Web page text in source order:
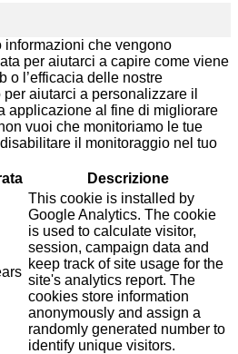
che vengono
per aiutarci a capire come viene
o l’efficacia delle nostre
aiutarci a personalizzare il
applicazione al fine di migliorare
vuoi che monitoriamo le tue
il monitoraggio nel tuo
Descrizione
This cookie is installed by
Google Analytics. The cookie
is used to calculate visitor,
session, campaign data and
keep track of site usage for the
site's analytics report. The
cookies store information
anonymously and assign a
randomly generated number to
identify unique visitors.